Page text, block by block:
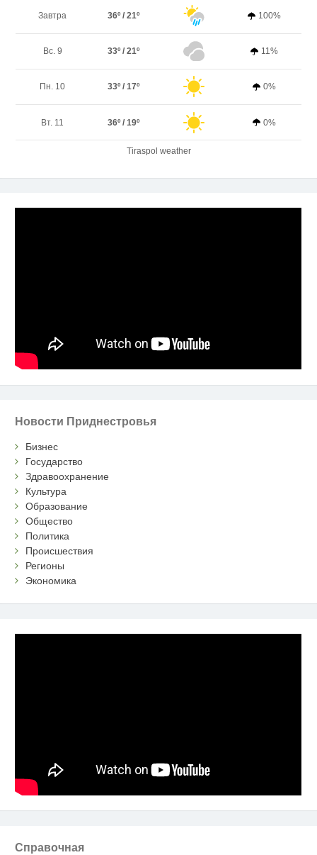
Завтра 36º / 21º 100%
Вс. 9 33º / 21º 11%
Пн. 10 33º / 17º 0%
Вт. 11 36º / 19º 0%
Tiraspol weather
Новости Приднестровья
Бизнес
Государство
Здравоохранение
Культура
Образование
Общество
Политика
Происшествия
Регионы
Экономика
Справочная